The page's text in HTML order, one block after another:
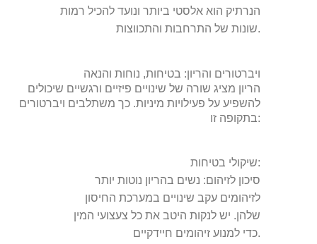
הנרתיק הוא אלסטי ביותר ונועד להכיל רמות
שונות של התרחבות והתכווצות.
ויברטורים והריון: בטיחות, נוחות והנאה
הריון מציג שורה של שינויים פיזיים ורגשיים שיכולים
להשפיע על פעילויות מיניות. כך משתלבים ויברטורים
בתקופה זו:
שיקולי בטיחות:
סיכון לזיהום: נשים בהריון נוטות יותר
לזיהומים עקב שינויים במערכת החיסון
שלהן. יש לנקות היטב את כל צעצועי המין
כדי למנוע זיהומים חיידקיים.